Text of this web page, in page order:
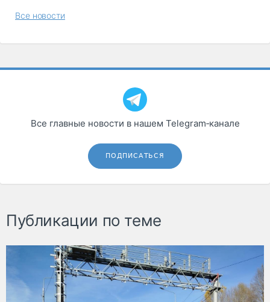
Все новости
Все главные новости в нашем Telegram‑канале
ПОДПИСАТЬСЯ
Публикации по теме